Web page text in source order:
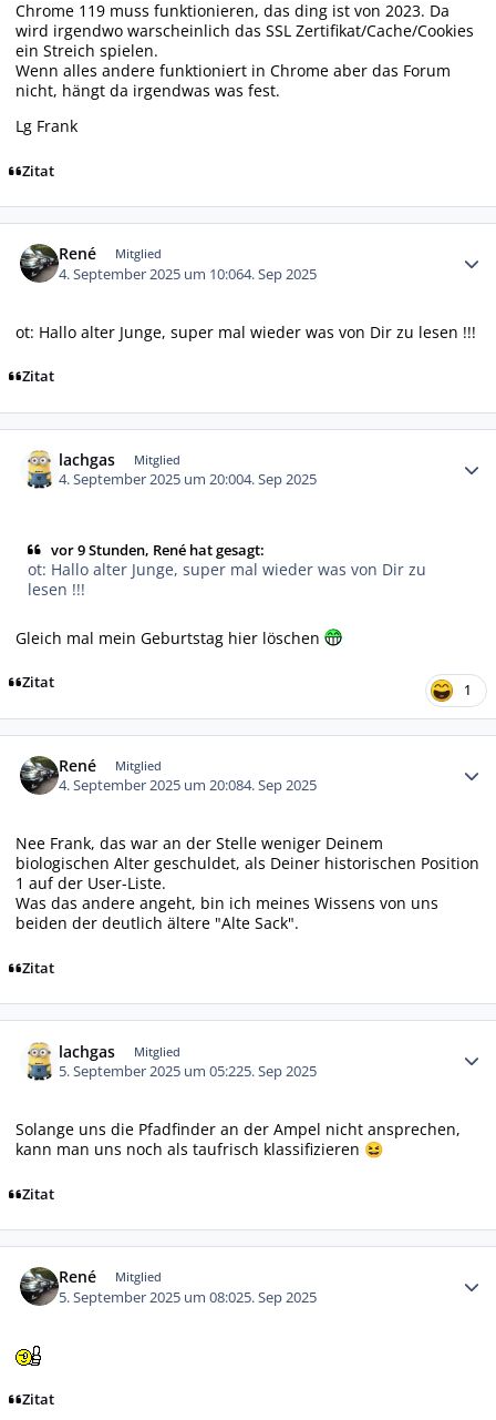
Chrome 119 muss funktionieren, das ding ist von 2023. Da
wird irgendwo warscheinlich das SSL Zertifikat/Cache/Cookies
ein Streich spielen.
Wenn alles andere funktioniert in Chrome aber das Forum
nicht, hängt da irgendwas was fest.
Lg Frank
Zitat
René Mitglied
4. September 2025 um 10:064. Sep 2025
ot: Hallo alter Junge, super mal wieder was von Dir zu lesen !!!
Zitat
lachgas Mitglied
4. September 2025 um 20:004. Sep 2025
vor 9 Stunden, René hat gesagt:
ot: Hallo alter Junge, super mal wieder was von Dir zu
lesen !!!
Gleich mal mein Geburtstag hier löschen
Zitat 1
René Mitglied
4. September 2025 um 20:084. Sep 2025
Nee Frank, das war an der Stelle weniger Deinem
biologischen Alter geschuldet, als Deiner historischen Position
1 auf der User-Liste.
Was das andere angeht, bin ich meines Wissens von uns
beiden der deutlich ältere "Alte Sack".
Zitat
lachgas Mitglied
5. September 2025 um 05:225. Sep 2025
Solange uns die Pfadfinder an der Ampel nicht ansprechen,
kann man uns noch als taufrisch klassifizieren 😆
Zitat
René Mitglied
5. September 2025 um 08:025. Sep 2025
Zitat